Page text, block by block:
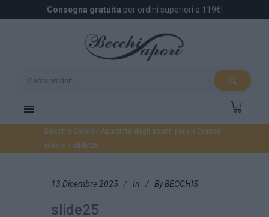
Consegna gratuita per ordini superiori a 119€!
Becchis Sapori / Approfitta degli sconti per un Grande
Natale / slide25
13 Dicembre 2025 In By BECCHIS
slide25